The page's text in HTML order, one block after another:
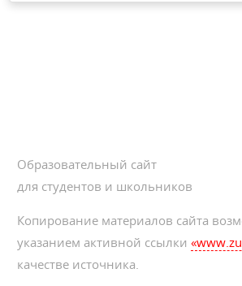
Образовательный сайт
для студентов и школьников
Копирование материалов сайта
указанием активной ссылки
качестве источника.